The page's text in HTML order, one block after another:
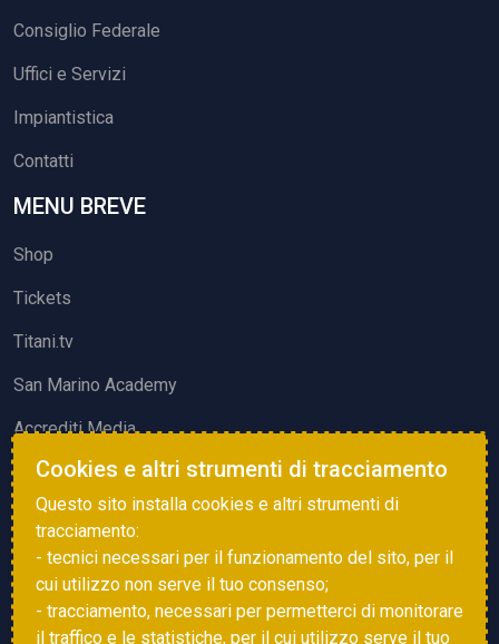
Consiglio Federale
Uffici e Servizi
Impiantistica
Contatti
MENU BREVE
Shop
Tickets
Titani.tv
San Marino Academy
Accrediti Media
ATTIVITÀ ED EVENTI
Squadre di Calcio
Associazione Sammarinese Arbitri
Vota gol e parata
Cookies e altri strumenti di tracciamento
Questo sito installa cookies e altri strumenti di
tracciamento:
- tecnici necessari per il funzionamento del sito, per il
cui utilizzo non serve il tuo consenso;
- tracciamento, necessari per permetterci di monitorare
il traffico e le statistiche, per il cui utilizzo serve il tuo